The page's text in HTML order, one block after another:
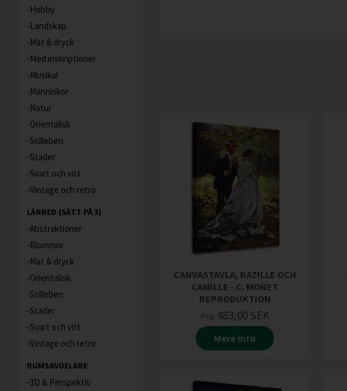
Hobby
Landskap
Mat & dryck
Med inskriptioner
Musikal
Människor
Natur
Orientalisk
Stilleben
Städer
Svart och vitt
Vintage och retro
LÄRRED (SÄTT PÅ 3)
Abstraktioner
Blommor
Mat & dryck
Orientalisk
Stilleben
Städer
Svart och vitt
Vintage och retro
RUMSAVDELARE
3D & Perspektiv
CANVASTAVLA, BAZILLE OCH
CAMILLE - C. MONET
REPRODUKTION
Pris 483,00 SEK
Mere info